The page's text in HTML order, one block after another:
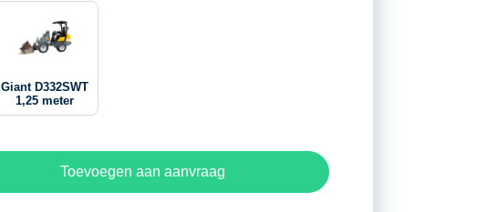
Giant D332SWT
1,25 meter
Toevoegen aan aanvraag